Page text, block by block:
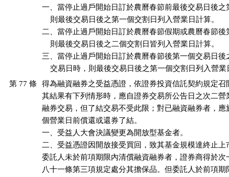
一、當停止過戶開始日訂於農曆春節前最後交易日後之
    則最後交易日後之第一個交割日列入營業日計算。
二、當停止過戶開始日訂於農曆春節假期或農曆春節後
    則最後交易日後之二個交割日皆列入營業日計算。
三、當停止過戶開始日訂於農曆春節後第一個交易日後
交易日時，則最後交易日後之第一個交割日列入營
第 77 條
得為融資融券之受益憑證，依證券投資信託契約規定召
其結果有下列情形時，應自證券交易所公告日之次二營
融券交易，但了結交易不受此限；對已融資融券者，應
個營業日前償還或還券了結。
一、受益人大會決議變更為開放型基金者。
二、受益憑證因開放接受買回，致其基金規模達終止上
委託人未於前項期限內清償融資融券者，證券商得於次
八十一條第三項規定處分其擔保品。但委託人於前項期